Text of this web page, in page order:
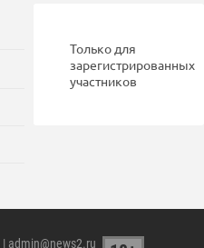
Только для
зарегистрированных
участников
| admin@news2.ru